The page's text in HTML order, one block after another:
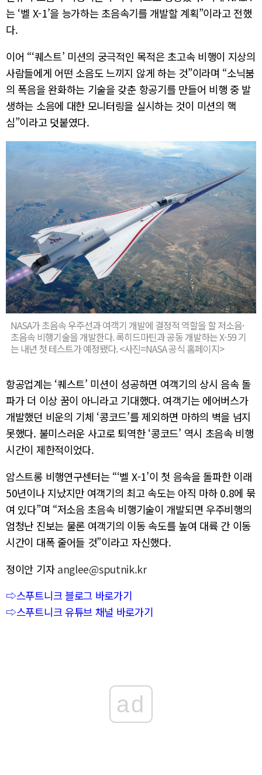
는 ‘벨 X-1’을 능가하는 초음속기를 개발할 계획”이라고 전했
다.
이어 “‘퀘스트’ 미션의 궁극적인 목적은 초고속 비행이 지상의
사람들에게 어떤 소음도 느끼지 않게 하는 것”이라며 “소닉붐
의 폭음을 완화하는 기술을 갖춘 항공기를 만들어 비행 중 발
생하는 소음에 대한 모니터링을 실시하는 것이 미션의 핵
심”이라고 덧붙였다.
NASA가 초음속 우주선과 여객기 개발에 결정적 역할을 할 저소음·
초음속 비행기술을 개발한다. 록히드마틴과 공동 개발하는 X-59 기
는 내년 첫 테스트가 예정됐다. <사진=NASA 공식 홈페이지>
항공업계는 ‘퀘스트’ 미션이 성공하면 여객기의 상시 음속 돌
파가 더 이상 꿈이 아니라고 기대했다. 여객기는 에어버스가
개발했던 비운의 기체 ‘콩코드’를 제외하면 마하의 벽을 넘지
못했다. 불미스러운 사고로 퇴역한 ‘콩코드’ 역시 초음속 비행
시간이 제한적이었다.
암스트롱 비행연구센터는 “‘벨 X-1’이 첫 음속을 돌파한 이래
50년이나 지났지만 여객기의 최고 속도는 아직 마하 0.8에 묶
여 있다”며 “저소음 초음속 비행기술이 개발되면 우주비행의
엄청난 진보는 물론 여객기의 이동 속도를 높여 대륙 간 이동
시간이 대폭 줄어들 것”이라고 자신했다.
정이안 기자 anglee@sputnik.kr
⇨스푸트니크 블로그 바로가기
⇨스푸트니크 유튜브 채널 바로가기
ad